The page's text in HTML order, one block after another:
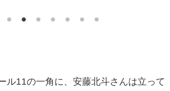
ル11の一角に、安藤北斗さんは立って